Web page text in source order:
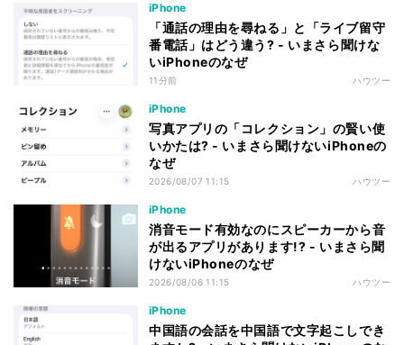
iPhone
「通話の理由を尋ねる」と「ライブ留守
番電話」はどう違う? - いまさら聞けな
いiPhoneのなぜ
11分前 ハウツー
iPhone
写真アプリの「コレクション」の賢い使
いかたは? - いまさら聞けないiPhoneの
なぜ
2026/08/07 11:15 ハウツー
iPhone
消音モード有効なのにスピーカーから音
が出るアプリがあります!? - いまさら聞
けないiPhoneのなぜ
2026/08/06 11:15 ハウツー
iPhone
中国語の会話を中国語で文字起こしでき